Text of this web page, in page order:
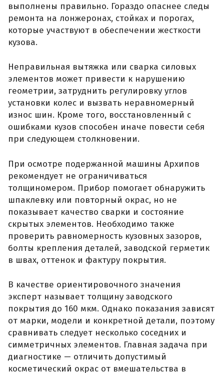
выполнены правильно. Гораздо опаснее следы
ремонта на лонжеронах, стойках и порогах,
которые участвуют в обеспечении жесткости
кузова.
Неправильная вытяжка или сварка силовых
элементов может привести к нарушению
геометрии, затруднить регулировку углов
установки колес и вызвать неравномерный
износ шин. Кроме того, восстановленный с
ошибками кузов способен иначе повести себя
при следующем столкновении.
При осмотре подержанной машины Архипов
рекомендует не ограничиваться
толщиномером. Прибор помогает обнаружить
шпаклевку или повторный окрас, но не
показывает качество сварки и состояние
скрытых элементов. Необходимо также
проверить равномерность кузовных зазоров,
болты крепления деталей, заводской герметик
в швах, оттенок и фактуру покрытия.
В качестве ориентировочного значения
эксперт называет толщину заводского
покрытия до 160 мкм. Однако показания зависят
от марки, модели и конкретной детали, поэтому
сравнивать следует несколько соседних и
симметричных элементов. Главная задача при
диагностике — отличить допустимый
косметический окрас от вмешательства в